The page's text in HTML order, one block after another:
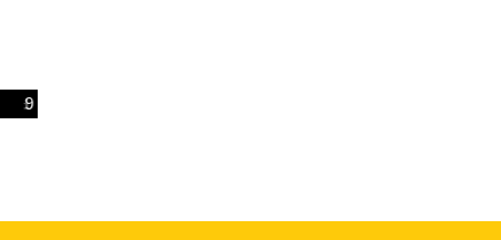
9 ago